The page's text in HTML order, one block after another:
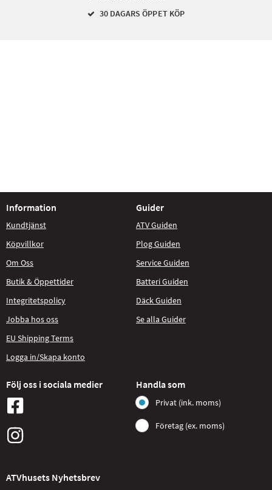
30 DAGARS ÖPPET KÖP
Information
Kundtjänst
Köpvillkor
Om Oss
Butik & Öppettider
Integritetspolicy
Jobba hos oss
EU Shipping Terms
Logga in/Skapa konto
Guider
ATV Guiden
Plog Guiden
Service Guiden
Batteri Guiden
Däck Guiden
Se alla Guider
Följ oss i sociala medier Handla som
Privat (ink. moms)
Företag (ex. moms)
ATVhusets Nyhetsbrev